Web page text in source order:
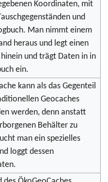
Koordinaten, mit
und
Man nimmt einem
heraus und legt einen
und trägt Daten in in
ein.
kann als das Gegenteil
Geocaches
werden, denn anstatt
Behälter zu
man ein spezielles
loggt dessen